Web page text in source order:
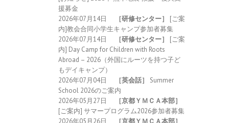
援募金
2026年07月14日
［研修センター］
[ご案
内]教会合同小学生キャンプ参加者募集
2026年07月14日
［研修センター］
[ご案
内] Day Camp for Children with Roots
Abroad – 2026（外国にルーツを持つ子ど
もデイキャンプ）
2026年07月04日
［英会話］
Summer
School 2026のご案内
2026年05月27日
［京都ＹＭＣＡ本部］
[ご案内] サマープログラム2026参加者募集
2026年05月26日
［京都ＹＭＣＡ本部］